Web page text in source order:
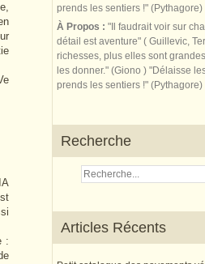
:
À Propos : "Il faudrait voir sur
détail est aventure" ( Guillevic,
richesses, plus elles sont
les donner." (Giono ) "Délaisse
prends les sentiers !" (Pythagore)
Recherche
Articles Récents